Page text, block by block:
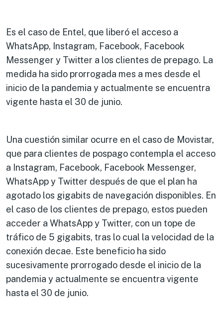
Es el caso de Entel, que liberó el acceso a
WhatsApp, Instagram, Facebook, Facebook
Messenger y Twitter a los clientes de prepago. La
medida ha sido prorrogada mes a mes desde el
inicio de la pandemia y actualmente se encuentra
vigente hasta el 30 de junio.
Una cuestión similar ocurre en el caso de Movistar,
que para clientes de pospago contempla el acceso
a Instagram, Facebook, Facebook Messenger,
WhatsApp y Twitter después de que el plan ha
agotado los gigabits de navegación disponibles. En
el caso de los clientes de prepago, estos pueden
acceder a WhatsApp y Twitter, con un tope de
tráfico de 5 gigabits, tras lo cual la velocidad de la
conexión decae. Este beneficio ha sido
sucesivamente prorrogado desde el inicio de la
pandemia y actualmente se encuentra vigente
hasta el 30 de junio.